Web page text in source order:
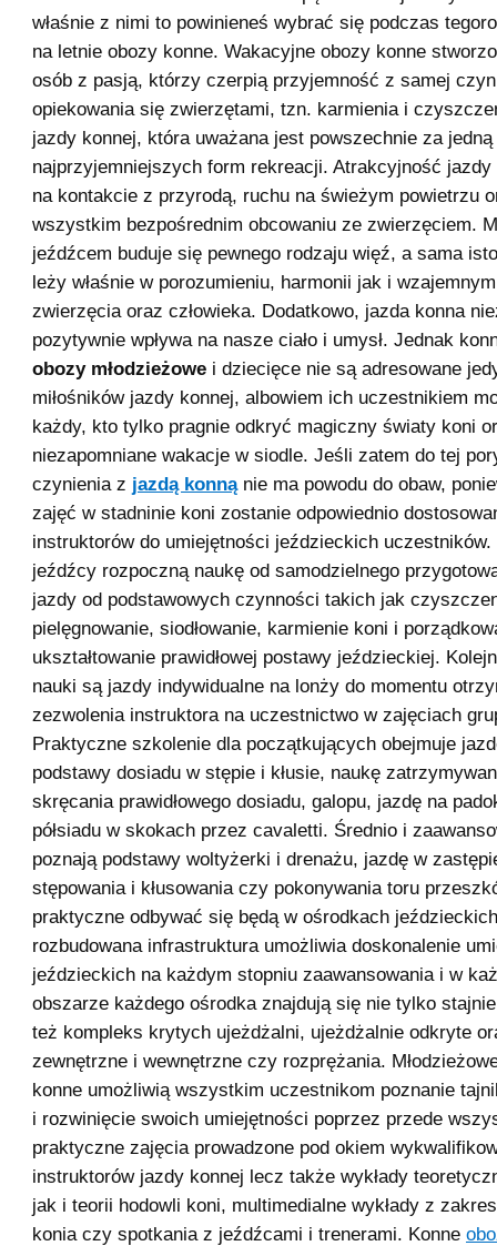
właśnie z nimi to powinieneś wybrać się podczas
na letnie obozy konne. Wakacyjne obozy konne
osób z pasją, którzy czerpią przyjemność z samej
opiekowania się zwierzętami, tzn. karmienia i
jazdy konnej, która uważana jest powszechnie za
najprzyjemniejszych form rekreacji. Atrakcyjność jazdy
na kontakcie z przyrodą, ruchu na świeżym powietrzu
wszystkim bezpośrednim obcowaniu ze zwierzęciem.
jeźdźcem buduje się pewnego rodzaju więź, a sama
leży właśnie w porozumieniu, harmonii jak i
zwierzęcia oraz człowieka. Dodatkowo, jazda konna
pozytywnie wpływa na nasze ciało i umysł. Jednak
obozy młodzieżowe i dziecięce nie są adresowane
miłośników jazdy konnej, albowiem ich uczestnikiem
każdy, kto tylko pragnie odkryć magiczny światy koni
niezapomniane wakacje w siodle. Jeśli zatem do tej
czynienia z jazdą konnąnie ma powodu do obaw,
zajęć w stadninie koni zostanie odpowiednio
instruktorów do umiejętności jeździeckich
jeźdźcy rozpoczną naukę od samodzielnego
jazdy od podstawowych czynności takich jak
pielęgnowanie, siodłowanie, karmienie koni i
ukształtowanie prawidłowej postawy jeździeckiej.
nauki są jazdy indywidualne na lonży do momentu
zezwolenia instruktora na uczestnictwo w zajęciach
Praktyczne szkolenie dla początkujących obejmuje
podstawy dosiadu w stępie i kłusie, naukę
skręcania prawidłowego dosiadu, galopu, jazdę na
półsiadu w skokach przez cavaletti. Średnio i
poznają podstawy woltyżerki i drenażu, jazdę w
stępowania i kłusowania czy pokonywania toru
praktyczne odbywać się będą w ośrodkach
rozbudowana infrastruktura umożliwia doskonalenie
jeździeckich na każdym stopniu zaawansowania i w
obszarze każdego ośrodka znajdują się nie tylko
też kompleks krytych ujeżdżalni, ujeżdżalnie odkryte
zewnętrzne i wewnętrzne czy rozprężania.
konne umożliwią wszystkim uczestnikom poznanie
i rozwinięcie swoich umiejętności poprzez przede
praktyczne zajęcia prowadzone pod okiem
instruktorów jazdy konnej lecz także wykłady
jak i teorii hodowli koni, multimedialne wykłady z
konia czy spotkania z jeźdźcami i trenerami. Konne